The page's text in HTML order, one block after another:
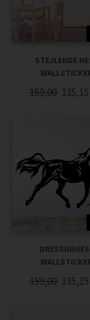
STEJLENDE
159,00 135,15
159,00 135,15